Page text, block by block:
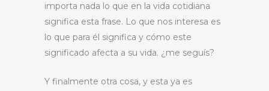
importa nada lo que en la vida cotidiana
significa esta frase. Lo que nos interesa es
lo que para él significa y cómo este
significado afecta a su vida. ¿me seguís?
Y finalmente otra cosa, y esta ya es